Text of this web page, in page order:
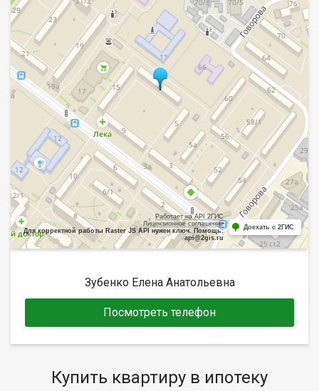
Работает на API 2ГИС
Лицензионное соглашение
Для корректной работы Raster JS API нужен ключ. Помощь:
api@2gis.ru
Доехать с 2ГИС
Зубенко Елена Анатольевна
Посмотреть телефон
Купить квартиру в ипотеку